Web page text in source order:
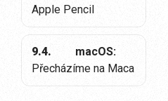
Apple Pencil
9.4.
macOS:
Přecházíme na Maca